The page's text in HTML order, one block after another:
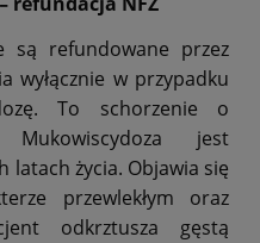
są refundowane przez
wyłącznie w przypadku
To schorzenie o
Mukowiscydoza jest
latach życia. Objawia się
przewlekłym oraz
odkrztusza gęstą